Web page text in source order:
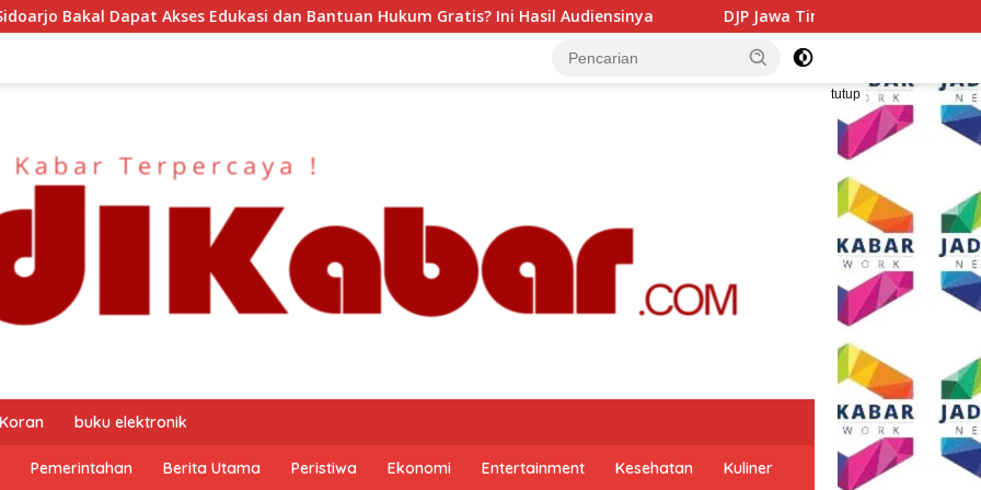
dan Bantuan Hukum Gratis? Ini Hasil Audiensinya DJP Jawa Timur Gandeng GP Ansor Tingkatkan Literasi
tutup
buku elektronik
Pemerintahan Berita Utama Peristiwa Ekonomi Entertainment Kesehatan Kuliner